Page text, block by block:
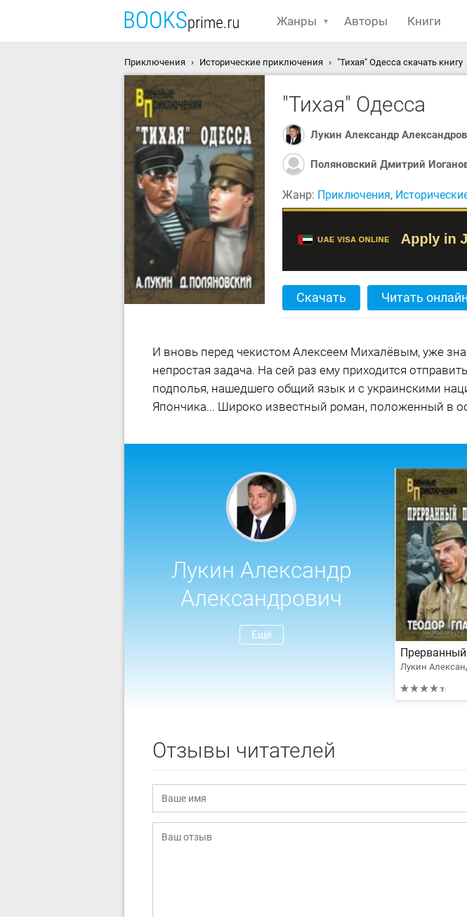
Жанры Авторы Книги
Приключения Исторические приключения "Тихая" Одесса скачать книгу
"Тихая" Одесса
Лукин Александр
Поляновский Дмитрий
Жанр: Приключения,
Скачать Читать онлайн
И вновь перед чекистом Алексеем Михалёвым, уже
непростая задача. На сей раз ему приходится
подполья, нашедшего общий язык и с украинскими
Япончика... Широко известный роман, положенный в
Лукин Александр
Александрович
Ещё
Отзывы читателей